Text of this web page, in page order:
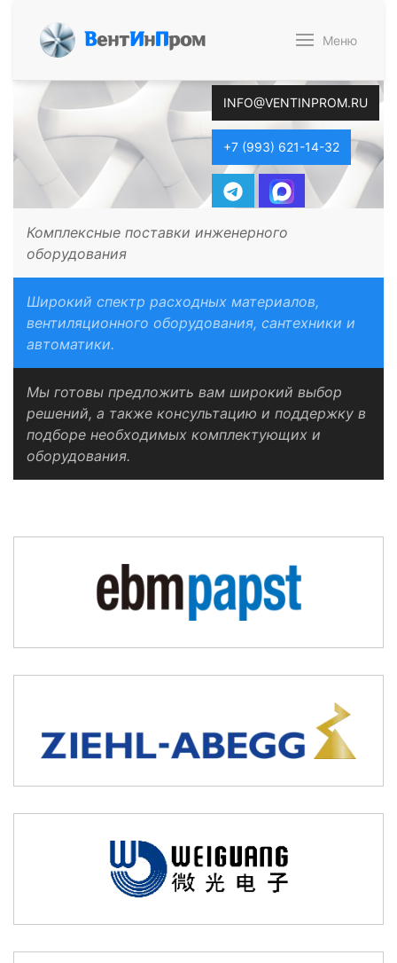
ВентИнПром Меню
INFO@VENTINPROM.RU
+7 (993) 621-14-32
Комплексные поставки инженерного
оборудования
Широкий спектр расходных материалов,
вентиляционного оборудования, сантехники и
автоматики.
Мы готовы предложить вам широкий выбор
решений, а также консультацию и поддержку в
подборе необходимых комплектующих и
оборудования.